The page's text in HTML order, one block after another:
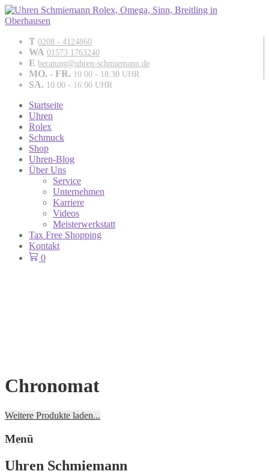
T 0208 - 4124860
WA 01573 1763240
E beratung@uhren-schmiemann.de
MO. - FR. 10:00 - 18:30 UHR
SA. 10:00 - 16:00 UHR
Startseite
Uhren
Rolex
Schmuck
Shop
Uhren-Blog
Über Uns
Service
Unternehmen
Karriere
Videos
Meisterwerkstatt
Tax Free Shopping
Kontakt
0
Chronomat
Weitere Produkte laden...
Menü
Uhren Schmiemann